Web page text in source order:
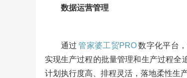
数据运营管理
通过 管家婆工贸PRO数字化平台
实现生产过程的批量管理和生产过程全
计划执行度高、排程灵活，落地柔性生